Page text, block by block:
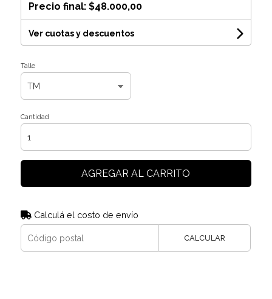
Precio final: $48.000,00
Ver cuotas y descuentos
Talle
Cantidad
AGREGAR AL CARRITO
Calculá el costo de envío
CALCULAR